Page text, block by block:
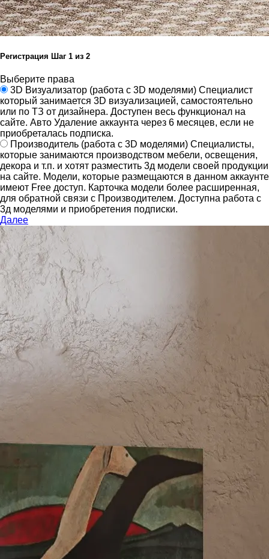
Регистрация Шаг 1 из 2
Выберите права
3D Визуализатор (работа с 3D моделями) Специалист
который занимается 3D визуализацией, самостоятельно
или по ТЗ от дизайнера. Доступен весь функционал на
сайте. Авто Удаление аккаунта через 6 месяцев, если не
приобреталась подписка.
Производитель (работа с 3D моделями) Специалисты,
которые занимаются производством мебели, освещения,
декора и т.п. и хотят разместить 3д модели своей продукции
на сайте. Модели, которые размещаются в данном аккаунте
имеют Free доступ. Карточка модели более расширенная,
для обратной связи с Производителем. Доступна работа с
3д моделями и приобретения подписки.
Далее